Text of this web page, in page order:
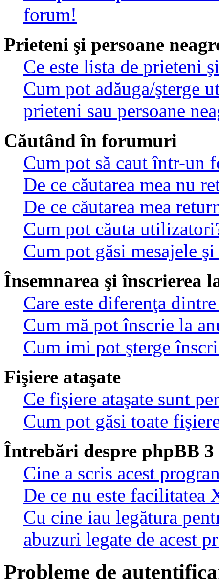
forum!
Prieteni şi persoane
Ce este lista de prieteni
Cum pot adăuga/şterge
prieteni sau persoane
Căutând în forumuri
Cum pot să caut într-un
De ce căutarea mea nu
De ce căutarea mea
Cum pot căuta
Cum pot găsi mesajele
Însemnarea şi înscrierea
Care este diferenţa
Cum mă pot înscrie la
Cum imi pot şterge
Fişiere ataşate
Ce fişiere ataşate sunt
Cum pot găsi toate
Întrebări despre phpBB 3
Cine a scris acest
De ce nu este facilitatea
Cu cine iau legătura
abuzuri legate de acest
Probleme de